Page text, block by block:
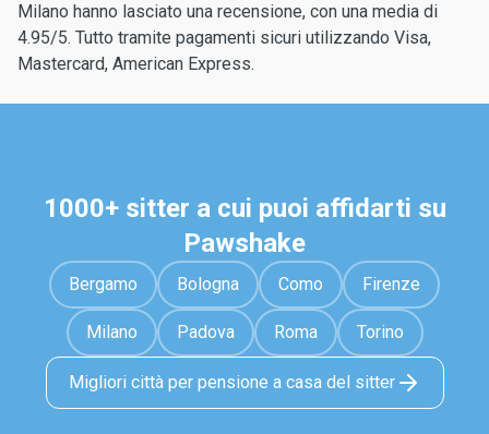
Milano hanno lasciato una recensione, con una media di
4.95/5. Tutto tramite pagamenti sicuri utilizzando Visa,
Mastercard, American Express.
1000+ sitter a cui puoi affidarti su
Pawshake
Bergamo Bologna Como Firenze
Milano Padova Roma Torino
Migliori città per pensione a casa del sitter